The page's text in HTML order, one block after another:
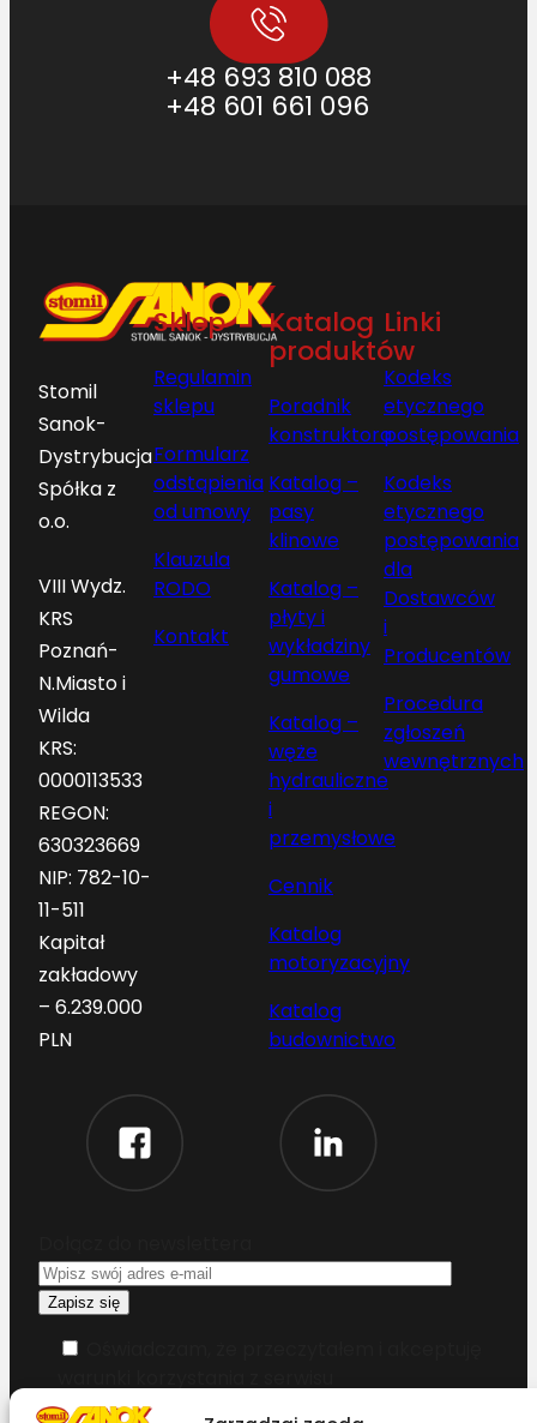
+48 693 810 088
+48 601 661 096
Stomil
Sanok-
Dystrybucja
Spółka z
o.o.
VIII Wydz.
KRS
Poznań-
N.Miasto i
Wilda
KRS:
0000113533
REGON:
630323669
NIP: 782-10-
11-511
Kapitał
zakładowy
– 6.239.000
PLN
Sklep
Regulamin
sklepu
Formularz
odstąpienia
od umowy
Klauzula
RODO
Kontakt
Katalog
produktów
Poradnik
konstruktora
Katalog –
pasy
klinowe
Katalog –
płyty i
wykładziny
gumowe
Katalog –
węże
hydrauliczne
i
przemysłowe
Cennik
Katalog
motoryzacyjny
Katalog
budownictwo
Linki
Kodeks
etycznego
postępowania
Kodeks
etycznego
postępowania
dla
Dostawców
i
Producentów
Procedura
zgłoszeń
wewnętrznych